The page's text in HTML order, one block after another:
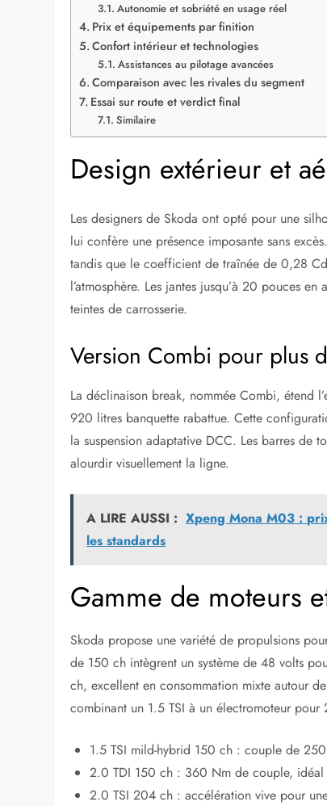
Autonomie et sobriété en usage réel
Prix et équipements par finition
Confort intérieur et technologies
Assistances au pilotage avancées
Comparaison avec les rivales du segment
Essai sur route et verdict final
Similaire
Design extérieur et
Les designers de Skoda ont opté pour une
lui confère une présence imposante sans
tandis que le coefficient de traînée de 0,28
l’atmosphère. Les jantes jusqu’à 20 pouces
teintes de carrosserie.
Version Combi pour plus
La déclinaison break, nommée Combi, étend
920 litres banquette rabattue. Cette
la suspension adaptative DCC. Les barres de
alourdir visuellement la ligne.
A LIRE AUSSI : Xpeng Mona M03 :
les standards
Gamme de moteurs
Skoda propose une variété de propulsions
de 150 ch intègrent un système de 48 volts
ch, excellent en consommation mixte autour
combinant un 1.5 TSI à un électromoteur pour
1.5 TSI mild-hybrid 150 ch : couple de
2.0 TDI 150 ch : 360 Nm de couple,
2.0 TSI 204 ch : accélération vive pour